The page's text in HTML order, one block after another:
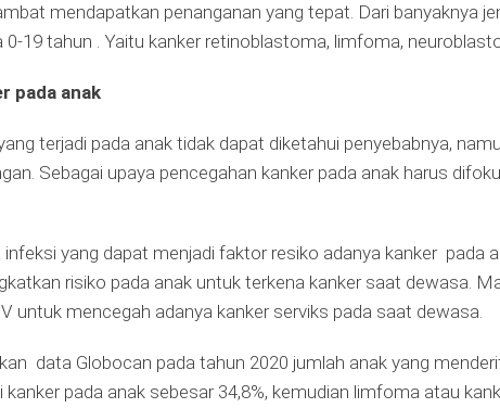
mendapatkan penanganan yang tepat. Dari banyaknya
0-19 tahun . Yaitu kanker retinoblastoma, limfoma,
pada anak
terjadi pada anak tidak dapat diketahui penyebabnya,
Sebagai upaya pencegahan kanker pada anak harus
yang dapat menjadi faktor resiko adanya kanker pada
risiko pada anak untuk terkena kanker saat dewasa.
untuk mencegah adanya kanker serviks pada saat dewasa.
data Globocan pada tahun 2020 jumlah anak yang
kanker pada anak sebesar 34,8%, kemudian limfoma atau